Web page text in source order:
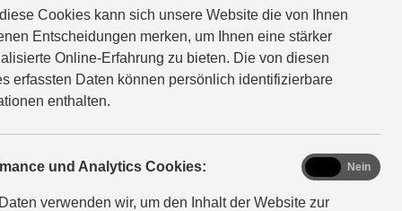
Cookies kann sich unsere Website die von Ihnen
Entscheidungen merken, um Ihnen eine stärker
Online-Erfahrung zu bieten. Die von diesen
erfassten Daten können persönlich identifizierbare
enthalten.
und Analytics Cookies:
verwenden wir, um den Inhalt der Website zur
analyticsNein
Der Vitara.
schon ab 199EUR /mtl.